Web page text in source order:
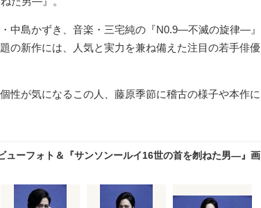
中島かずき、音楽・三宅純の『N0.9―不滅の旋律―』
の新作には、人気と実力を兼ね備えた注目の若手俳優
性が気になるこの人、藤原季節に稽古の様子や本作に
ューフォト＆『サンソンールイ16世の首を刎ねた男―』画